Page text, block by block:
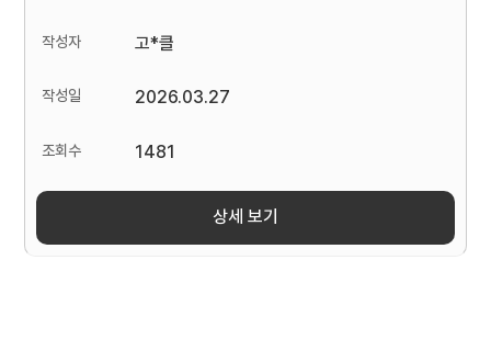
고*클
2026.03.27
1481
상세 보기